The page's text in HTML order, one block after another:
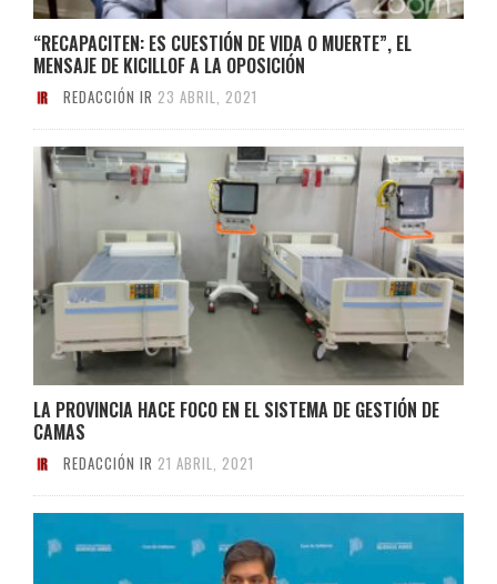
“RECAPACITEN: ES CUESTIÓN DE VIDA O MUERTE”, EL
MENSAJE DE KICILLOF A LA OPOSICIÓN
REDACCIÓN IR 23 ABRIL, 2021
LA PROVINCIA HACE FOCO EN EL SISTEMA DE GESTIÓN DE
CAMAS
REDACCIÓN IR 21 ABRIL, 2021